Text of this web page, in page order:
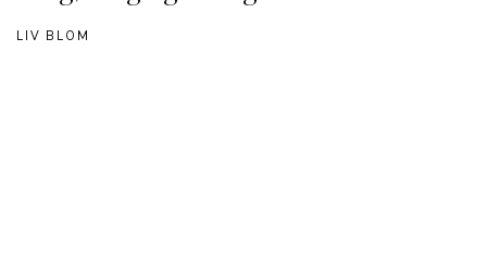
LIV BLOM